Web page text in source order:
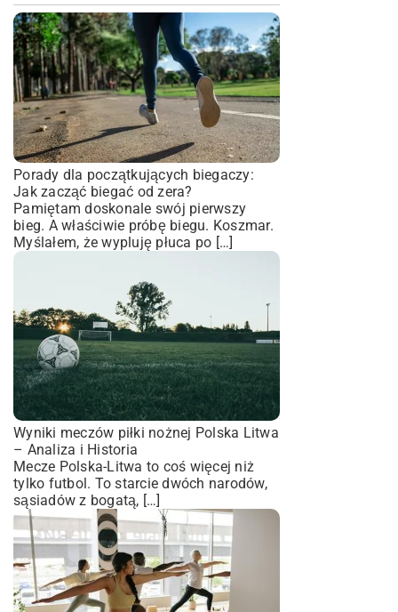
Porady dla początkujących biegaczy:
Jak zacząć biegać od zera?
Pamiętam doskonale swój pierwszy
bieg. A właściwie próbę biegu. Koszmar.
Myślałem, że wypluję płuca po […]
Wyniki meczów piłki nożnej Polska Litwa
– Analiza i Historia
Mecze Polska-Litwa to coś więcej niż
tylko futbol. To starcie dwóch narodów,
sąsiadów z bogatą, […]